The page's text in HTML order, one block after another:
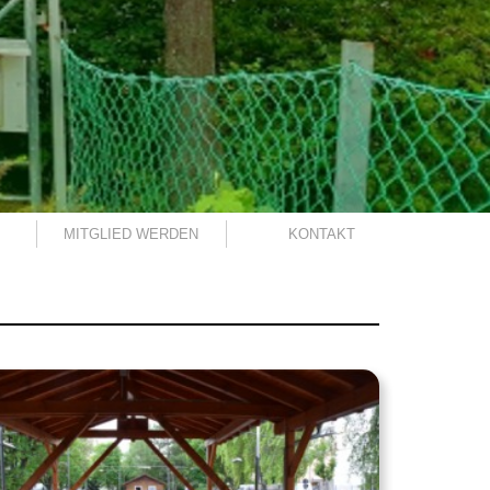
MITGLIED WERDEN KONTAKT